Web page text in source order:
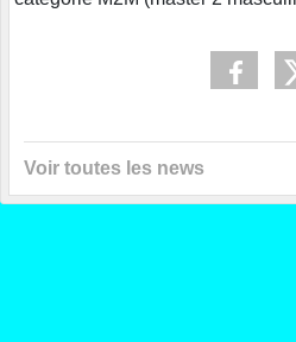
Voir toutes les news